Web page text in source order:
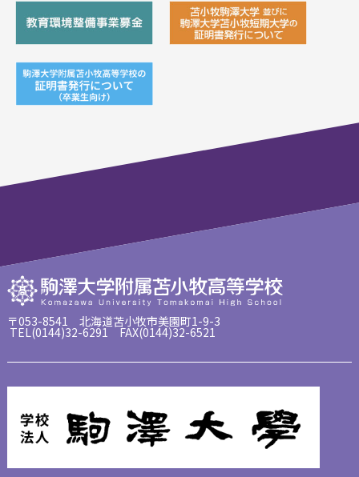
〒053-8541 北海道苫小牧市美園町1-9-3
TEL(0144)32-6291 FAX(0144)32-6521